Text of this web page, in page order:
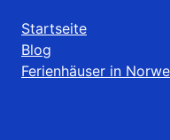
Startseite
Blog
Ferienhäuser in